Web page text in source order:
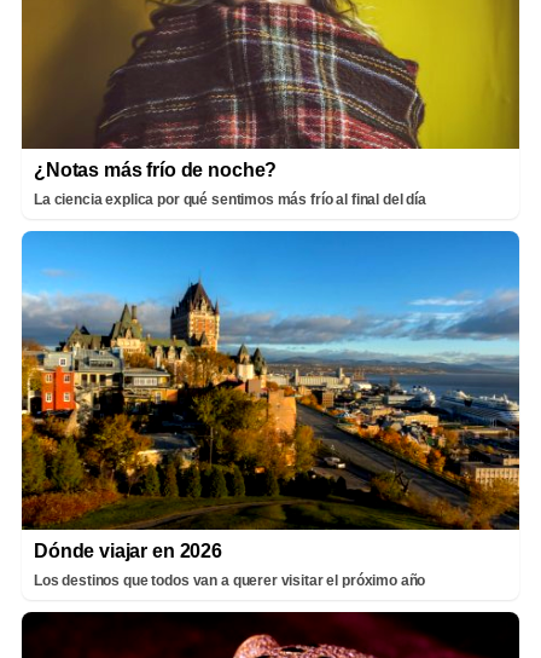
¿Notas más frío de noche?
La ciencia explica por qué sentimos más frío al final del día
Dónde viajar en 2026
Los destinos que todos van a querer visitar el próximo año